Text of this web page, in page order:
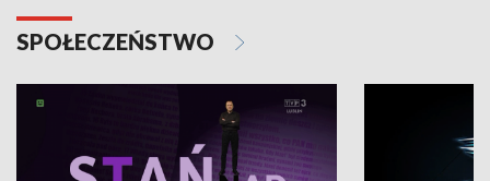
SPOŁECZEŃSTWO